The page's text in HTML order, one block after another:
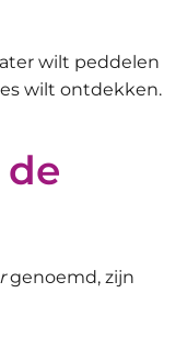
wilt peddelen
wilt ontdekken.
genoemd, zijn